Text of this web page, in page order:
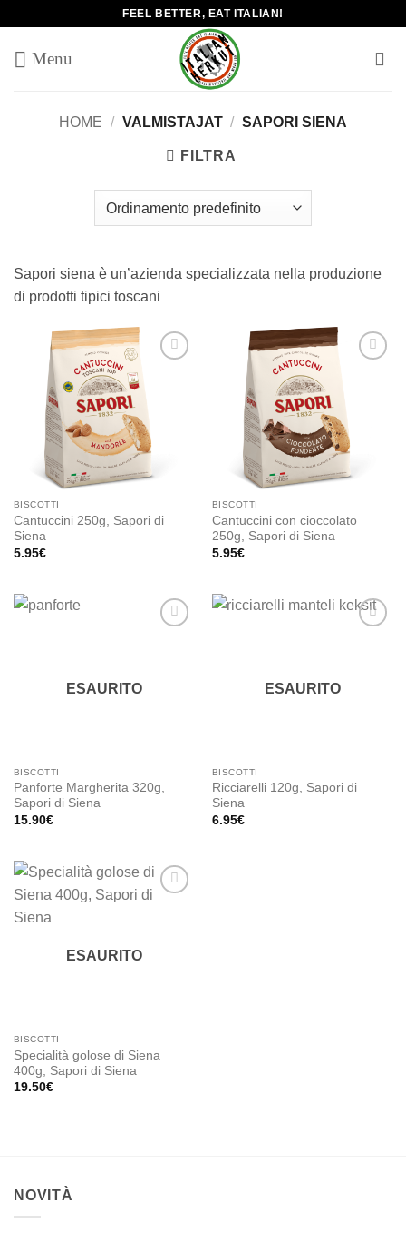
contenuti
FEEL BETTER, EAT ITALIAN!
HOME / VALMISTAJAT / SAPORI SIENA
FILTRA
Sapori siena è un’azienda specializzata nella produzione
di prodotti tipici toscani
BISCOTTI
Cantuccini 250g, Sapori di
Siena
5.95€
BISCOTTI
Cantuccini con cioccolato
250g, Sapori di Siena
5.95€
ESAURITO
BISCOTTI
Panforte Margherita 320g,
Sapori di Siena
15.90€
ESAURITO
BISCOTTI
Ricciarelli 120g, Sapori di
Siena
6.95€
ESAURITO
BISCOTTI
Specialità golose di Siena
400g, Sapori di Siena
19.50€
NOVITÀ